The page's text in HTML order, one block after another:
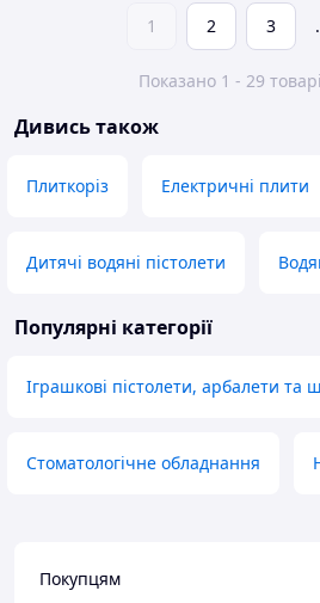
1 2 3
Показано 1 - 29
Дивись також
Плиткоріз Електричні плити
Дитячі водяні пістолети
Популярні категорії
Іграшкові пістолети, арбалети та
Стоматологічне обладнання
Покупцям